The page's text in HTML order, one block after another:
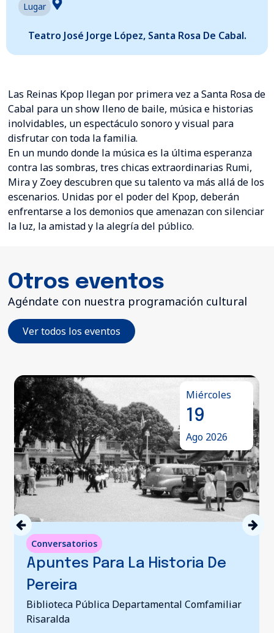
Lugar
Teatro José Jorge López, Santa Rosa De Cabal.
Las Reinas Kpop llegan por primera vez a Santa Rosa de
Cabal para un show lleno de baile, música e historias
inolvidables, un espectáculo sonoro y visual para
disfrutar con toda la familia.
En un mundo donde la música es la última esperanza
contra las sombras, tres chicas extraordinarias Rumi,
Mira y Zoey descubren que su talento va más allá de los
escenarios. Unidas por el poder del Kpop, deberán
enfrentarse a los demonios que amenazan con silenciar
la luz, la amistad y la alegría del público.
Otros eventos
Agéndate con nuestra programación cultural
Ver todos los eventos
Miércoles
19
Ago 2026
Conversatorios
Apuntes Para La Historia De
Pereira
Biblioteca Pública Departamental Comfamiliar
Risaralda